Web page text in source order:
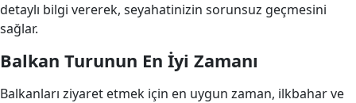
detaylı bilgi vererek, seyahatinizin sorunsuz geçmesini
sağlar.
Balkan Turunun En İyi Zamanı
Balkanları ziyaret etmek için en uygun zaman, ilkbahar ve